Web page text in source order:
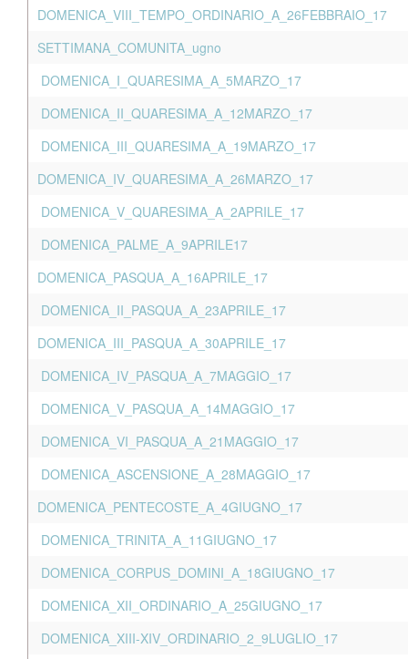
DOMENICA_VIII_TEMPO_ORDINARIO_A_26FEBBRAIO_17
SETTIMANA_COMUNITA_ugno
DOMENICA_I_QUARESIMA_A_5MARZO_17
DOMENICA_II_QUARESIMA_A_12MARZO_17
DOMENICA_III_QUARESIMA_A_19MARZO_17
DOMENICA_IV_QUARESIMA_A_26MARZO_17
DOMENICA_V_QUARESIMA_A_2APRILE_17
DOMENICA_PALME_A_9APRILE17
DOMENICA_PASQUA_A_16APRILE_17
DOMENICA_II_PASQUA_A_23APRILE_17
DOMENICA_III_PASQUA_A_30APRILE_17
DOMENICA_IV_PASQUA_A_7MAGGIO_17
DOMENICA_V_PASQUA_A_14MAGGIO_17
DOMENICA_VI_PASQUA_A_21MAGGIO_17
DOMENICA_ASCENSIONE_A_28MAGGIO_17
DOMENICA_PENTECOSTE_A_4GIUGNO_17
DOMENICA_TRINITA_A_11GIUGNO_17
DOMENICA_CORPUS_DOMINI_A_18GIUGNO_17
DOMENICA_XII_ORDINARIO_A_25GIUGNO_17
DOMENICA_XIII-XIV_ORDINARIO_2_9LUGLIO_17